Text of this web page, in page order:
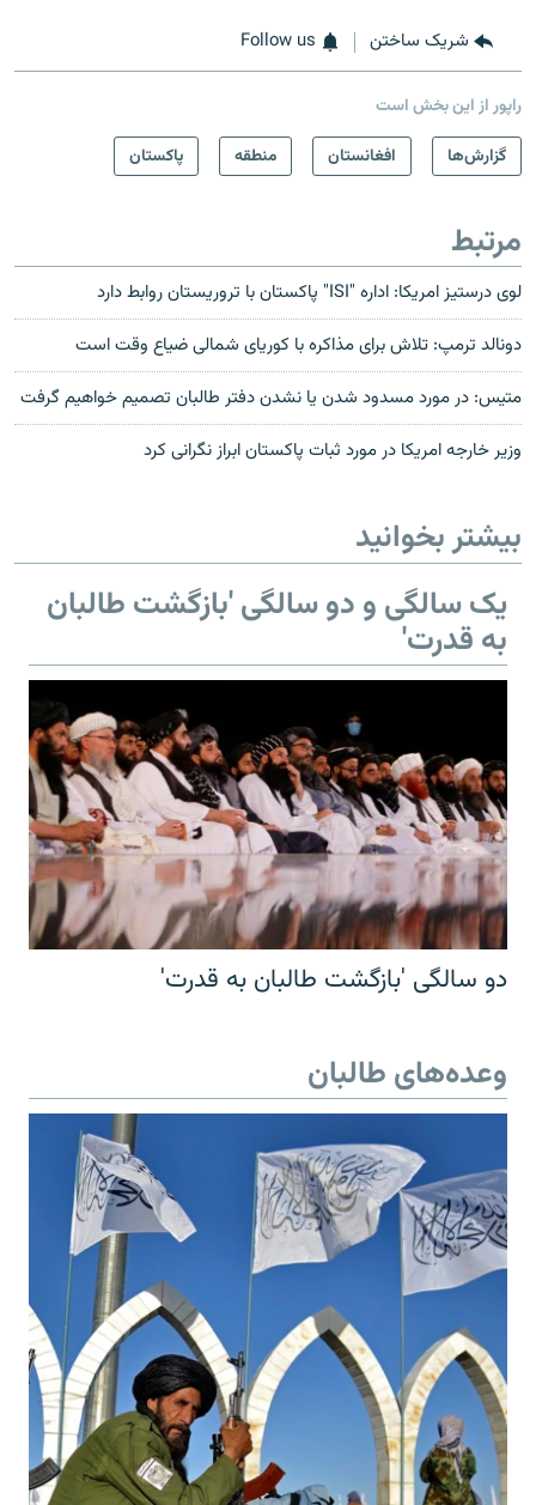
شریک ساختن Follow us
راپور از این بخش است
گزارش‌ها
افغانستان منطقه پاکستان
مرتبط
لوی درستیز امریکا: اداره "ISI" پاکستان با تروریستان روابط دارد
دونالد ترمپ: تلاش برای مذاکره با کوریای شمالی ضیاع وقت است
متیس: در مورد مسدود شدن یا نشدن دفتر طالبان تصمیم خواهیم گرفت
وزیر خارجه امریکا در مورد ثبات پاکستان ابراز نگرانی کرد
بیشتر بخوانید
یک سالگی و دو سالگی 'بازگشت طالبان
به قدرت'
دو سالگی 'بازگشت طالبان به قدرت'
وعده‌های طالبان